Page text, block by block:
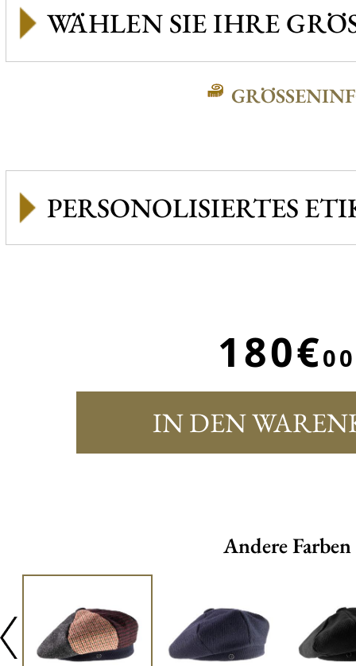
GRÖSSENINFO
PERSONOLISIERTES
180€00
IN DEN
Andere Farben